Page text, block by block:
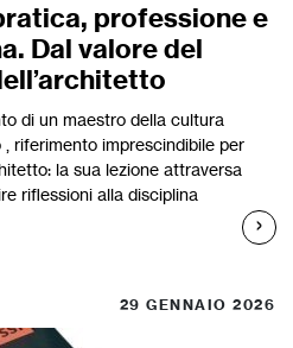
professione e
Dal valore del
di un maestro della cultura
riferimento imprescindibile per
la sua lezione attraversa
riflessioni alla disciplina
29 GENNAIO 2026